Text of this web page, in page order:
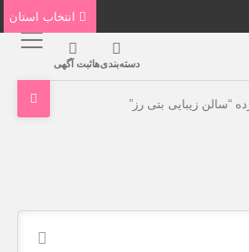
دسته‌بندی‌هاثبت آگهی
زیبایی بتی رز”